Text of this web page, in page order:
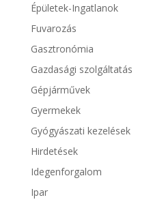
Épületek-Ingatlanok
Fuvarozás
Gasztronómia
Gazdasági szolgáltatás
Gépjárművek
Gyermekek
Gyógyászati kezelések
Hirdetések
Idegenforgalom
Ipar